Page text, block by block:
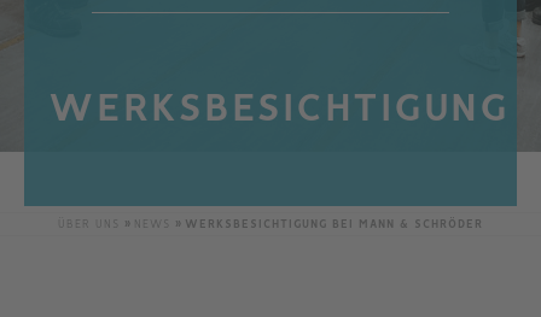
WERKSBESICHTIGUNG
ÜBER UNS WERKSBESICHTIGUNG BEI MANN & SCHRÖDER